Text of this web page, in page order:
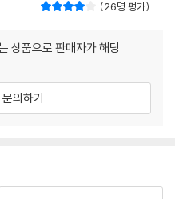
26명 평가
상품으로 판매자가 해당
의하기